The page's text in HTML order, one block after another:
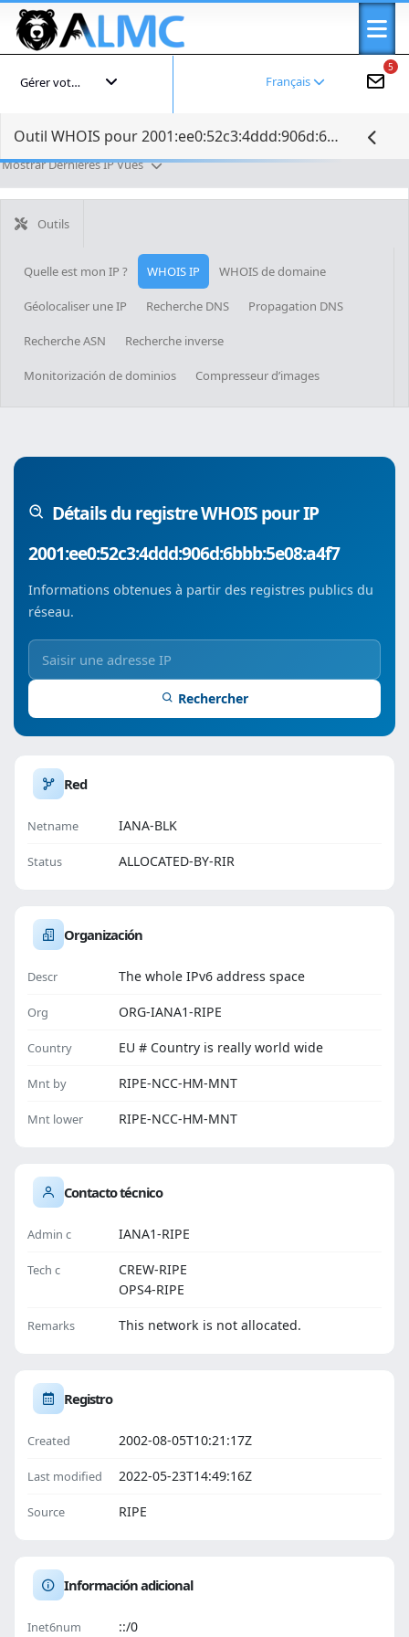
5
Français
Gérer votre compte
Outil WHOIS pour 2001:ee0:52c3:4ddd:906d:6bbb:5e08:a4f7
Mostrar Dernières IP Vues
Outils
Quelle est mon IP ? WHOIS IP WHOIS de domaine
Géolocaliser une IP Recherche DNS Propagation DNS
Recherche ASN Recherche inverse
Monitorización de dominios Compresseur d’images
Détails du registre WHOIS pour IP
2001:ee0:52c3:4ddd:906d:6bbb:5e08:a4f7
Informations obtenues à partir des registres publics du
réseau.
Rechercher
Red
Netname IANA-BLK
Status ALLOCATED-BY-RIR
Organización
Descr The whole IPv6 address space
Org ORG-IANA1-RIPE
Country EU # Country is really world wide
Mnt by RIPE-NCC-HM-MNT
Mnt lower RIPE-NCC-HM-MNT
Contacto técnico
Admin c IANA1-RIPE
Tech c
CREW-RIPE
OPS4-RIPE
Remarks This network is not allocated.
Registro
Created 2002-08-05T10:21:17Z
Last modified 2022-05-23T14:49:16Z
Source RIPE
Información adicional
Inet6num ::/0